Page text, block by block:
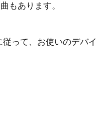
もあります。
って、お使いのデバ